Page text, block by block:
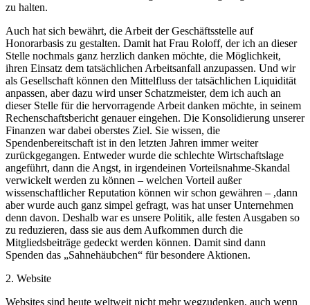
zu halten.
Auch hat sich bewährt, die Arbeit der Geschäftsstelle auf
Honorarbasis zu gestalten. Damit hat Frau Roloff, der ich an dieser
Stelle nochmals ganz herzlich danken möchte, die Möglichkeit,
ihren Einsatz dem tatsächlichen Arbeitsanfall anzupassen. Und wir
als Gesellschaft können den Mittelfluss der tatsächlichen Liquidität
anpassen, aber dazu wird unser Schatzmeister, dem ich auch an
dieser Stelle für die hervorragende Arbeit danken möchte, in seinem
Rechenschaftsbericht genauer eingehen. Die Konsolidierung unserer
Finanzen war dabei oberstes Ziel. Sie wissen, die
Spendenbereitschaft ist in den letzten Jahren immer weiter
zurückgegangen. Entweder wurde die schlechte Wirtschaftslage
angeführt, dann die Angst, in irgendeinen Vorteilsnahme-Skandal
verwickelt werden zu können – welchen Vorteil außer
wissenschaftlicher Reputation können wir schon gewähren – ,dann
aber wurde auch ganz simpel gefragt, was hat unser Unternehmen
denn davon. Deshalb war es unsere Politik, alle festen Ausgaben so
zu reduzieren, dass sie aus dem Aufkommen durch die
Mitgliedsbeiträge gedeckt werden können. Damit sind dann
Spenden das „Sahnehäubchen“ für besondere Aktionen.
2. Website
Websites sind heute weltweit nicht mehr wegzudenken, auch wenn